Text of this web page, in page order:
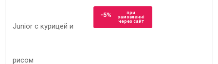
-5%
при
замовленні
через сайт